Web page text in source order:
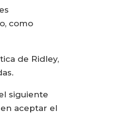
como
de Ridley,
siguiente
aceptar el